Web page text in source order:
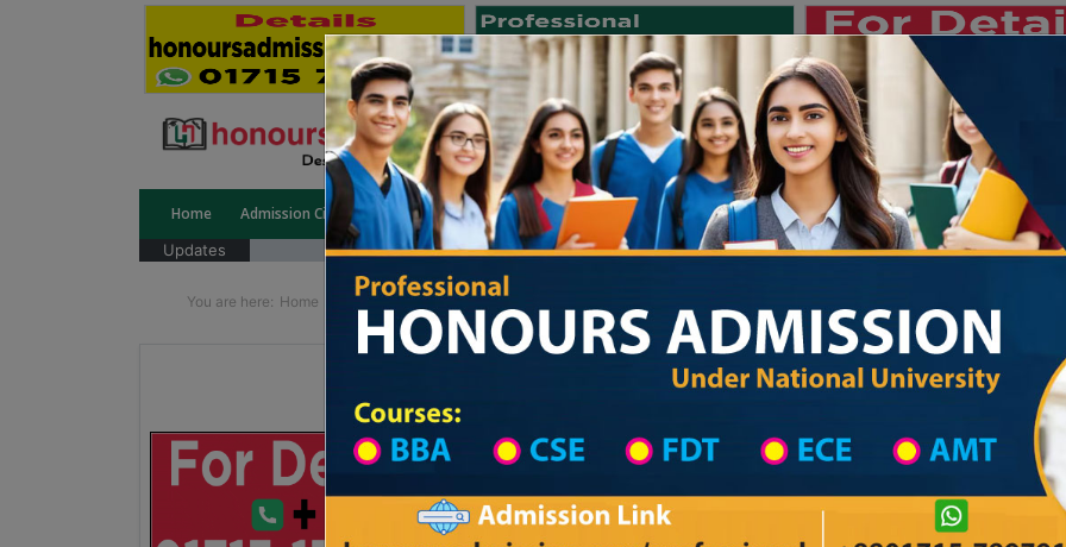
Home Admission Circular Public University Private University International University University College
Updates জাতীয় বিশ্ববিদ্যালয় ২০২৫-২৬ শিক্ষাবর্ষের ১ম
You are here: Home School Category Division List
Private University Admission